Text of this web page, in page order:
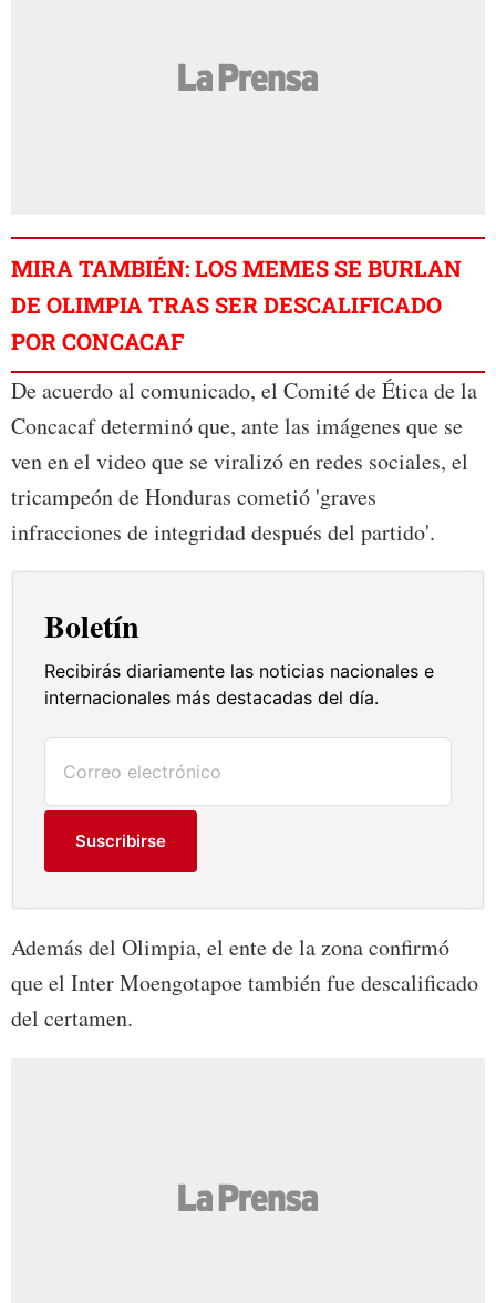
MIRA TAMBIÉN: LOS MEMES SE BURLAN
DE OLIMPIA TRAS SER DESCALIFICADO
POR CONCACAF
De acuerdo al comunicado, el Comité de Ética de la
Concacaf determinó que, ante las imágenes que se
ven en el video que se viralizó en redes sociales, el
tricampeón de Honduras cometió 'graves
infracciones de integridad después del partido'.
Boletín
Recibirás diariamente las noticias nacionales e
internacionales más destacadas del día.
Suscribirse
Además del Olimpia, el ente de la zona confirmó
que el Inter Moengotapoe también fue descalificado
del certamen.